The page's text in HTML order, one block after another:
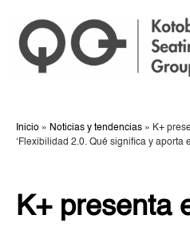
Inicio » Noticias y tendencias » K+
‘Flexibilidad 2.0. Qué significa y aporta
K+ presenta